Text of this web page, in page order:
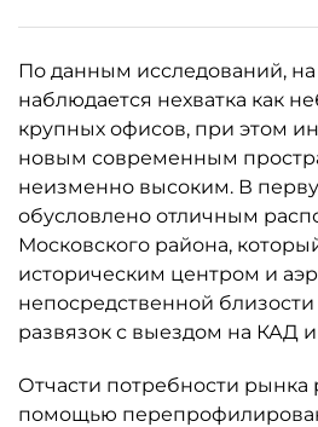
По данным исследований,
наблюдается нехватка как
крупных офисов, при этом
новым современным
неизменно высоким. В
обусловлено отличным
Московского района,
историческим центром и
непосредственной
развязок с выездом на КАД
Отчасти потребности рынка
помощью